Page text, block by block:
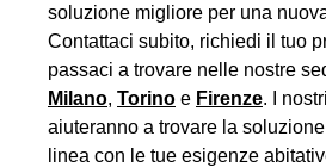
soluzione migliore per una
Contattaci subito, richiedi il tuo
passaci a trovare nelle nostre
Milano, Torino e Firenze. I
aiuteranno a trovare la
linea con le tue esigenze